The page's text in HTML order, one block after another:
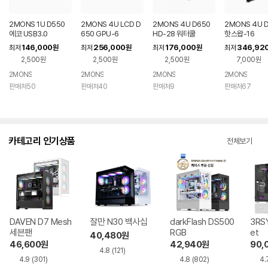
2MONS 1U D550
에코 USB3.0
최저 146,000원
2,500원
2MONS
판매처50
2MONS 4U LCD D
650 GPU-6
최저 256,000원
2,500원
2MONS
판매처40
2MONS 4U D650
HD-28 워터쿨
최저 176,000원
2,500원
2MONS
판매처9
2MONS 4U
핫스왑-16
최저
7,000원
2MONS
판매처67
카테고리 인기상품 전체보기
DAVEN D7 Mesh
세븐팬
46,600원
4.9 (301)
잘만 N30 백사십
40,480원
4.8 (121)
darkFlash DS500
RGB
42,940원
4.8 (802)
et